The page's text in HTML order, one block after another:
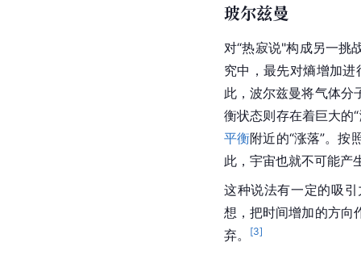
玻尔兹曼
对“热寂说"构成另一挑
究中，最先对熵增加
此，波尔兹曼将气体分
衡状态则存在着巨大的
平衡附近的“涨落”。按
此，宇宙也就不可能产
这种说法有一定的吸
想，把时间增加的方向
弃。
[3]